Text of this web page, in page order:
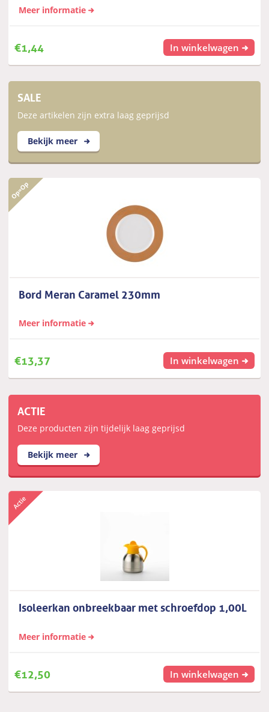
Meer informatie
€1,44 In winkelwagen
SALE
Deze artikelen zijn extra laag geprijsd
Bekijk meer
Bord Meran Caramel 230mm
Meer informatie
€13,37 In winkelwagen
ACTIE
Deze producten zijn tijdelijk laag geprijsd
Bekijk meer
Isoleerkan onbreekbaar met schroefdop 1,00L
Meer informatie
€12,50 In winkelwagen